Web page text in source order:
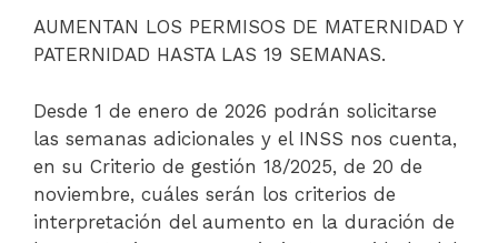
AUMENTAN LOS PERMISOS DE MATERNIDAD Y
PATERNIDAD HASTA LAS 19 SEMANAS.
Desde 1 de enero de 2026 podrán solicitarse
las semanas adicionales y el INSS nos cuenta,
en su Criterio de gestión 18/2025, de 20 de
noviembre, cuáles serán los criterios de
interpretación del aumento en la duración de